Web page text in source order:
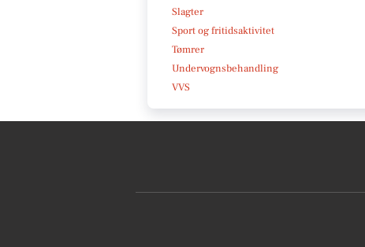
Slagter
Sport og fritidsaktivitet
Tømrer
Undervognsbehandling
VVS